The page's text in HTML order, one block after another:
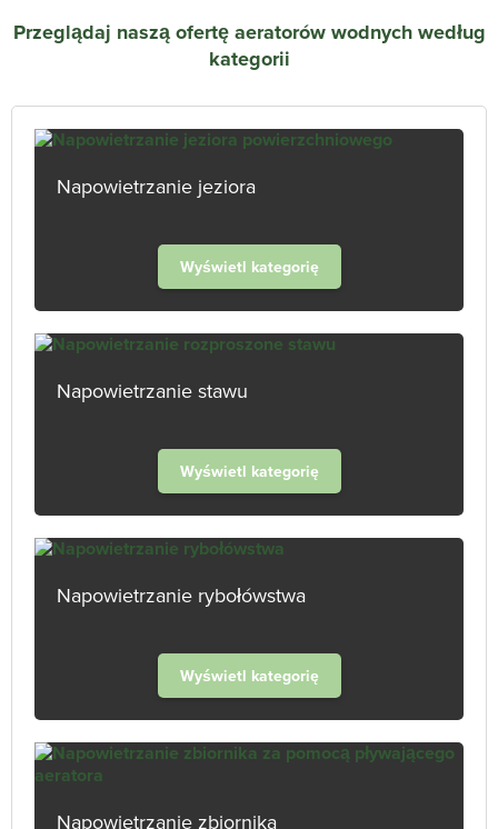
Przeglądaj naszą ofertę aeratorów wodnych według
kategorii
Napowietrzanie jeziora
Wyświetl kategorię
Napowietrzanie stawu
Wyświetl kategorię
Napowietrzanie rybołówstwa
Wyświetl kategorię
Napowietrzanie zbiornika